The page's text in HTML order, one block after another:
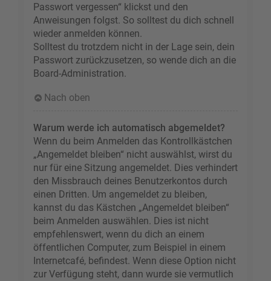
Passwort vergessen“ klickst und den
Anweisungen folgst. So solltest du dich schnell
wieder anmelden können.
Solltest du trotzdem nicht in der Lage sein, dein
Passwort zurückzusetzen, so wende dich an die
Board-Administration.
Nach oben
Warum werde ich automatisch abgemeldet?
Wenn du beim Anmelden das Kontrollkästchen
„Angemeldet bleiben“ nicht auswählst, wirst du
nur für eine Sitzung angemeldet. Dies verhindert
den Missbrauch deines Benutzerkontos durch
einen Dritten. Um angemeldet zu bleiben,
kannst du das Kästchen „Angemeldet bleiben“
beim Anmelden auswählen. Dies ist nicht
empfehlenswert, wenn du dich an einem
öffentlichen Computer, zum Beispiel in einem
Internetcafé, befindest. Wenn diese Option nicht
zur Verfügung steht, dann wurde sie vermutlich